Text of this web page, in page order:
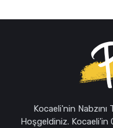
Kocaeli'nin
Hoşgeldiniz. Kocaeli'in